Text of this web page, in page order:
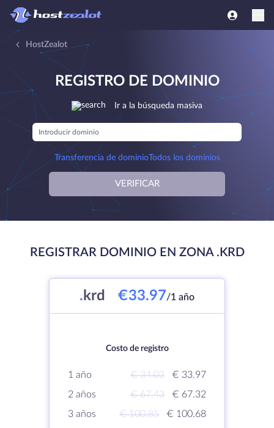
HostZealot
REGISTRO DE DOMINIO
Ir a la búsqueda masiva
Transferencia de dominioTodos los dominios
VERIFICAR
REGISTRAR DOMINIO EN ZONA .KRD
. krd €33.97/1 año
Costo de registro
1 año € 34.03
€ 33.97
2 años
€ 67.43
€ 67.32
3 años
€ 100.85
€ 100.68